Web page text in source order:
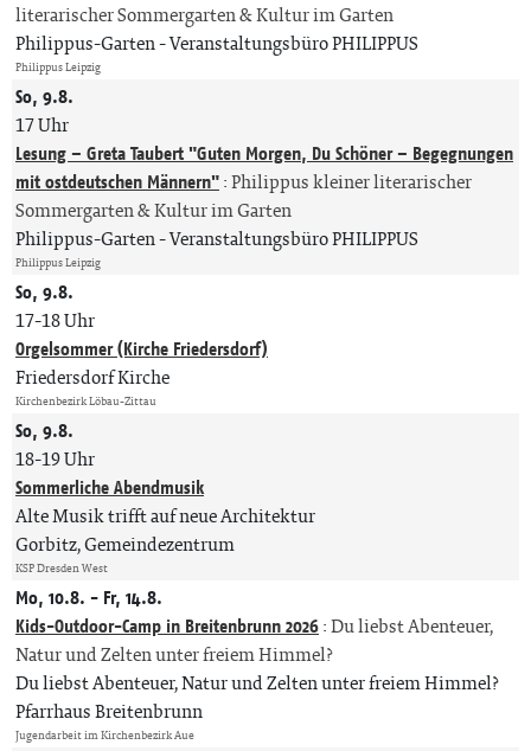
literarischer Sommergarten & Kultur im Garten
Philippus-Garten Veranstaltungsbüro PHILIPPUS
Philippus Leipzig
So, 9.8.
17 Uhr
Lesung – Greta Taubert "Guten Morgen, Du Schöner – Begegnungen
mit ostdeutschen Männern":Philippus kleiner literarischer
Sommergarten & Kultur im Garten
Philippus-Garten Veranstaltungsbüro PHILIPPUS
Philippus Leipzig
So, 9.8.
17-18 Uhr
Orgelsommer (Kirche Friedersdorf)
Friedersdorf Kirche
Kirchenbezirk Löbau-Zittau
So, 9.8.
18-19 Uhr
Sommerliche Abendmusik
Alte Musik trifft auf neue Architektur
Gorbitz, Gemeindezentrum
KSP Dresden West
Mo, 10.8. - Fr, 14.8.
Kids-Outdoor-Camp in Breitenbrunn 2026:Du liebst Abenteuer,
Natur und Zelten unter freiem Himmel?
Du liebst Abenteuer, Natur und Zelten unter freiem Himmel?
Pfarrhaus Breitenbrunn
Jugendarbeit im Kirchenbezirk Aue